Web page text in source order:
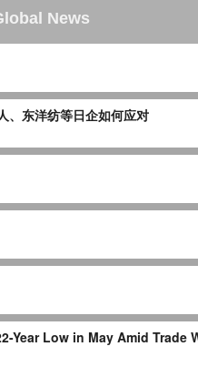
News
、东洋纺等日企如何应对
Year Low in May Amid Trade